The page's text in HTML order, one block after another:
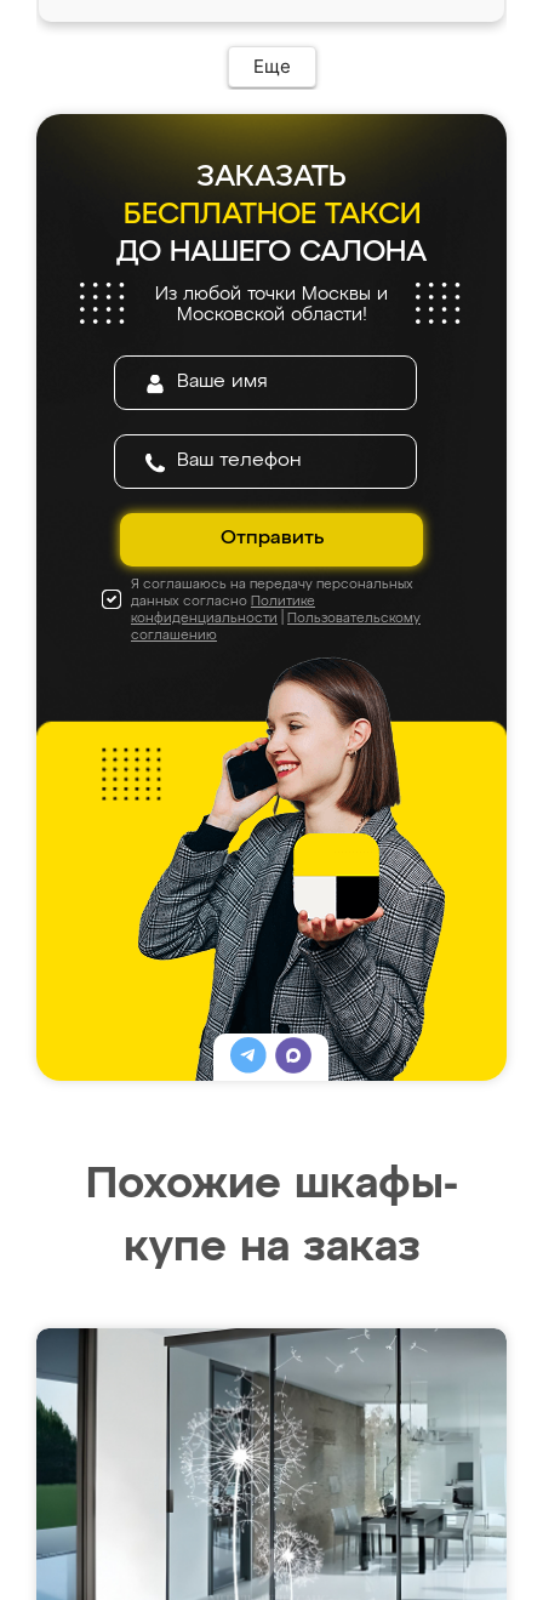
Еще
ЗАКАЗАТЬ
БЕСПЛАТНОЕ ТАКСИ
ДО НАШЕГО САЛОНА
Из любой точки Москвы и
Московской области!
Отправить
Я соглашаюсь на передачу персональных
данных согласно Политике
конфиденциальности
Пользовательскому
соглашению
Похожие шкафы-
купе на заказ